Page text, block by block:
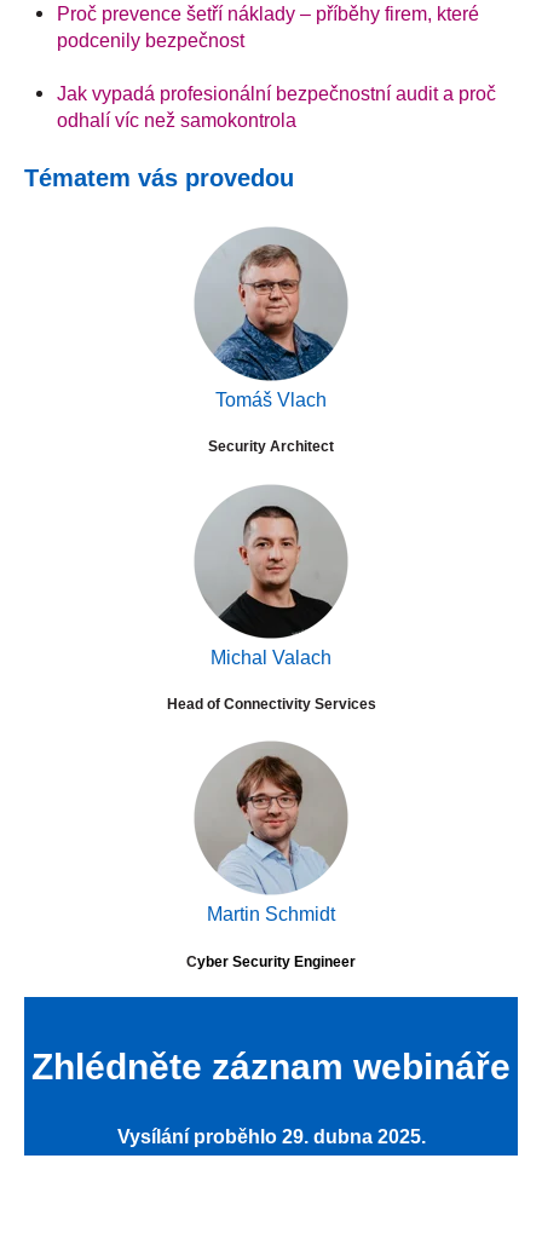
Proč prevence šetří náklady – příběhy firem, které
podcenily bezpečnost
Jak vypadá profesionální bezpečnostní audit a proč
odhalí víc než samokontrola
Tématem vás provedou
Tomáš Vlach
Security Architect
Michal Valach
Head of Connectivity Services
Martin Schmidt
Cyber Security Engineer
Zhlédněte záznam webináře
Vysílání proběhlo 29. dubna 2025.